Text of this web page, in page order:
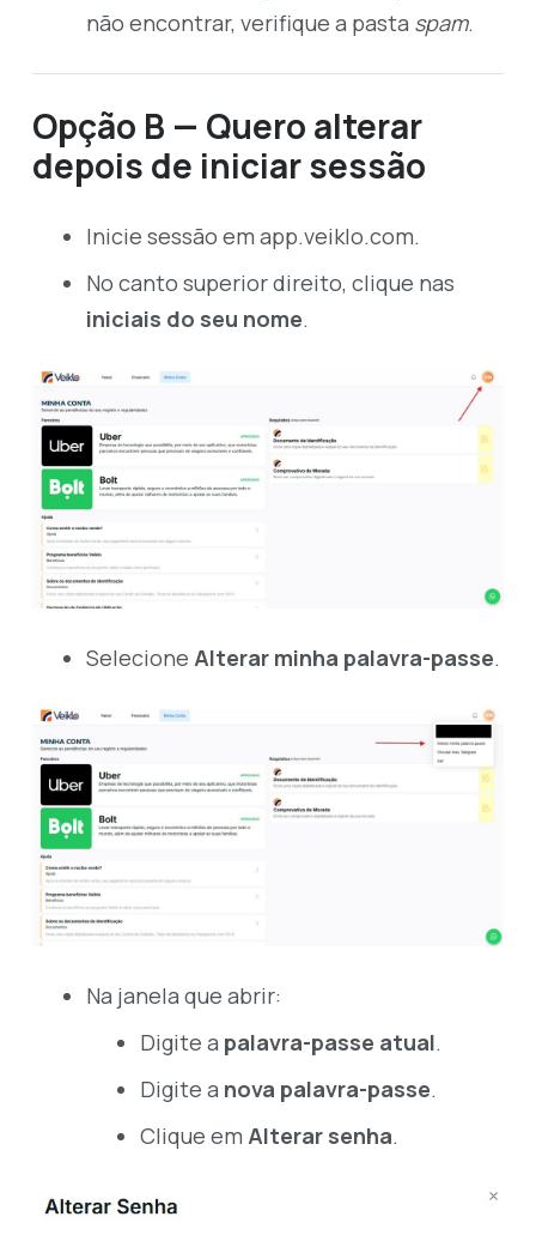
não encontrar, verifique a pasta spam.
Opção B — Quero alterar
depois de iniciar sessão
Inicie sessão em app.veiklo.com.
No canto superior direito, clique nas
iniciais do seu nome.
Selecione Alterar minha palavra-passe.
Na janela que abrir:
Digite a palavra-passe atual.
Digite a nova palavra-passe.
Clique em Alterar senha.